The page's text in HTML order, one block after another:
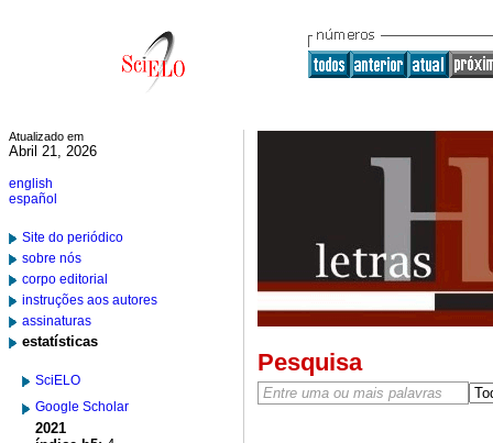
Atualizado em
Abril 21, 2026
english
español
Site do periódico
sobre nós
corpo editorial
instruções aos autores
assinaturas
estatísticas
SciELO
Google Scholar
2021
Pesquisa